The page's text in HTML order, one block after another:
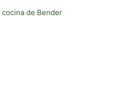
cocina de Bender